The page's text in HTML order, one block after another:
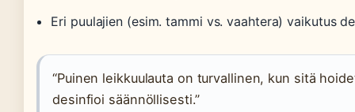
Eri puulajien (esim. tammi vs. vaahtera) vaikutus
“Puinen leikkuulauta on turvallinen, kun sitä
desinfioi säännöllisesti.”